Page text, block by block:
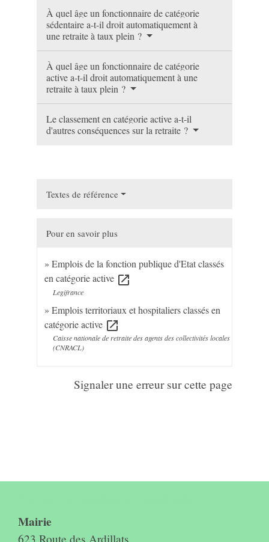
À quel âge un fonctionnaire de catégorie
sédentaire a-t-il droit automatiquement à
une retraite à taux plein ?
À quel âge un fonctionnaire de catégorie
active a-t-il droit automatiquement à une
retraite à taux plein ?
Le classement en catégorie active a-t-il
d'autres conséquences sur la retraite ?
Textes de référence
Pour en savoir plus
Emplois de la fonction publique d'Etat classés
en catégorie active open_in_new
Legifrance
Emplois territoriaux et hospitaliers classés en
catégorie active open_in_new
Caisse nationale de retraite des agents des collectivités locales
(CNRACL)
Signaler une erreur sur cette page
Mairie
623 Route des Ardillats